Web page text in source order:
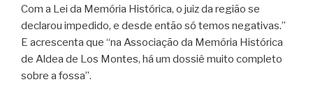
Com a Lei da Memória Histórica, o juiz da região se
declarou impedido, e desde então só temos negativas.”
E acrescenta que “na Associação da Memória Histórica
de Aldea de Los Montes, há um dossiê muito completo
sobre a fossa”.